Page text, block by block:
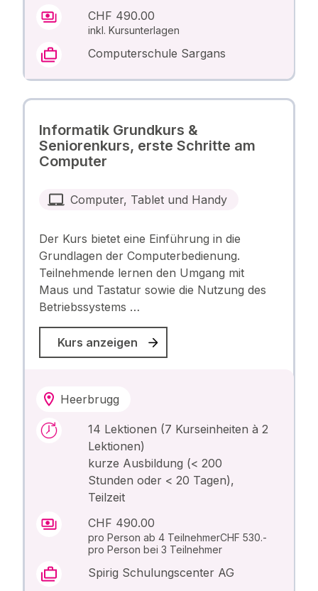
CHF 490.00
inkl. Kursunterlagen
Computerschule Sargans
Informatik Grundkurs &
Seniorenkurs, erste Schritte am
Computer
Computer, Tablet und Handy
Der Kurs bietet eine Einführung in die
Grundlagen der Computerbedienung.
Teilnehmende lernen den Umgang mit
Maus und Tastatur sowie die Nutzung des
Betriebssystems …
Kurs anzeigen
Heerbrugg
14 Lektionen (7 Kurseinheiten à 2
Lektionen)
kurze Ausbildung (< 200
Stunden oder < 20 Tagen),
Teilzeit
CHF 490.00
pro Person ab 4 TeilnehmerCHF 530.-
pro Person bei 3 Teilnehmer
Spirig Schulungscenter AG